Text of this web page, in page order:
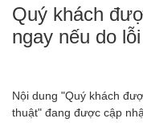
Quý khách
ngay nếu do
Nội dung "Quý khách
thuật" đang được cập